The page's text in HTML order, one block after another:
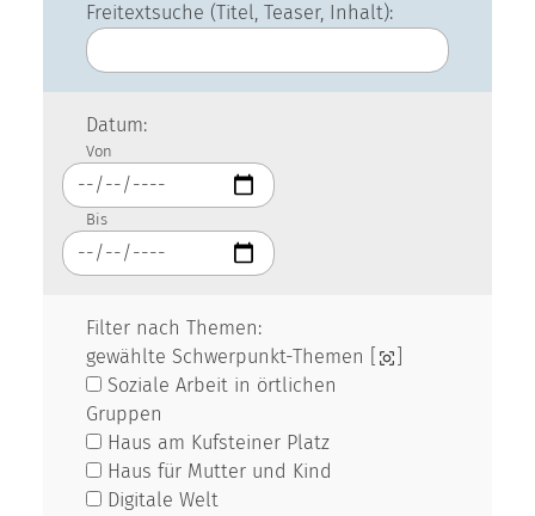
Freitextsuche (Titel, Teaser, Inhalt):
Datum:
Von
Bis
Filter nach Themen:
gewählte Schwerpunkt-Themen [
Soziale Arbeit in örtlichen
Gruppen
Haus am Kufsteiner Platz
Haus für Mutter und Kind
Digitale Welt